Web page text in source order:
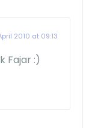
2010 at 09:13
Fajar :)